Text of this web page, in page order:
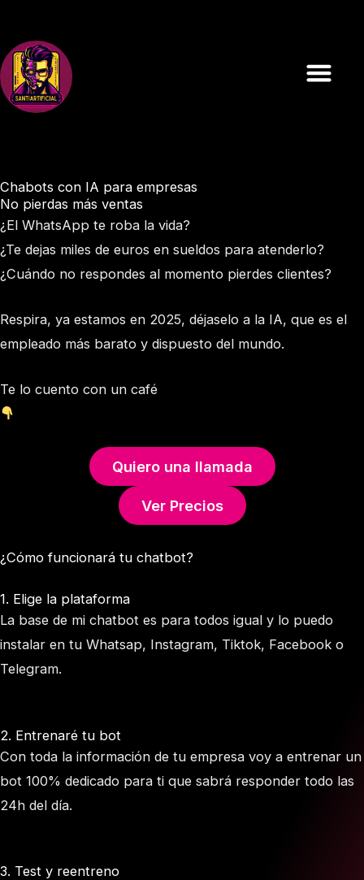
Ir
al
contenido
Chabots con IA para empresas
No pierdas más ventas
¿El WhatsApp te roba la vida?
¿Te dejas miles de euros en sueldos para atenderlo?
¿Cuándo no respondes al momento pierdes clientes?
Respira, ya estamos en 2025, déjaselo a la IA, que es el
empleado más barato y dispuesto del mundo.
Te lo cuento con un café
Quiero una llamada
Ver Precios
¿Cómo funcionará tu chatbot?
1. Elige la plataforma
La base de mi chatbot es para todos igual y lo puedo
instalar en tu Whatsap, Instagram, Tiktok, Facebook o
Telegram.
2. Entrenaré tu bot
Con toda la información de tu empresa voy a entrenar un
bot 100% dedicado para ti que sabrá responder todo las
24h del día.
3. Test y reentreno